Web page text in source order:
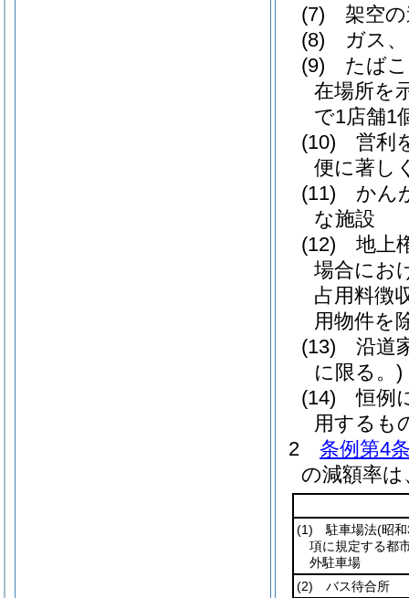
(7)
架空
(8)
ガス
(9)
たば
在場所を
で1店舗1
(10)
営利
便に著し
(11)
かん
な施設
(12)
地上
場合にお
占用料徴
用物件を
(13)
沿道
に限る。)
(14)
恒例
用するも
2
条例第4
の減額率は
(1) 駐車場法(昭
項に規定する都
外駐車場
(2) バス待合所